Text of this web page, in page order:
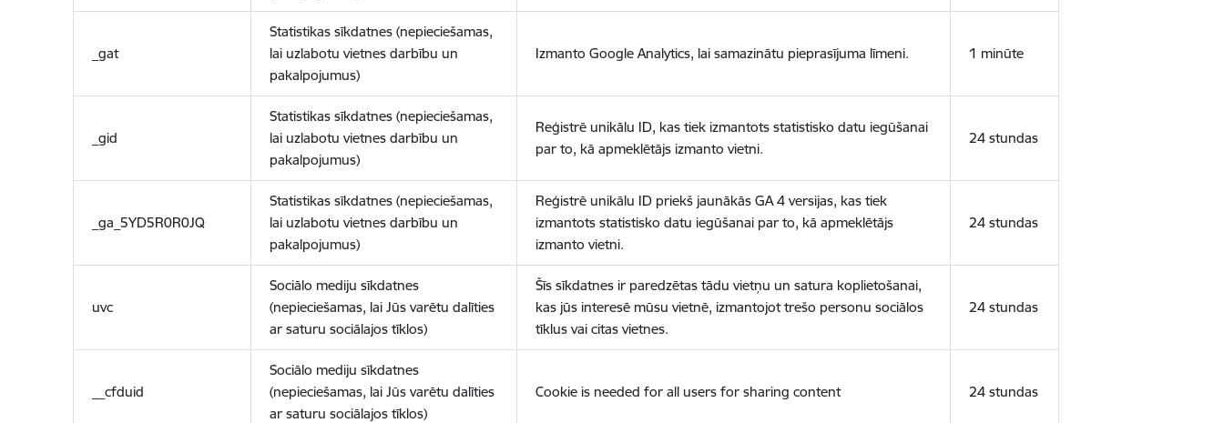
_gat
Statistikas sīkdatnes (nepieciešamas,
lai uzlabotu vietnes darbību un
pakalpojumus)
Izmanto Google Analytics, lai samazinātu pieprasījuma līmeni. 1 minūte
_gid
Statistikas sīkdatnes (nepieciešamas,
lai uzlabotu vietnes darbību un
pakalpojumus)
Reģistrē unikālu ID, kas tiek izmantots statistisko datu iegūšanai
par to, kā apmeklētājs izmanto vietni.
24 stundas
_ga_5YD5R0R0JQ
Statistikas sīkdatnes (nepieciešamas,
lai uzlabotu vietnes darbību un
pakalpojumus)
Reģistrē unikālu ID priekš jaunākās GA 4 versijas, kas tiek
izmantots statistisko datu iegūšanai par to, kā apmeklētājs
izmanto vietni.
24 stundas
uvc
Sociālo mediju sīkdatnes
(nepieciešamas, lai Jūs varētu dalīties
ar saturu sociālajos tīklos)
Šīs sīkdatnes ir paredzētas tādu vietņu un satura koplietošanai,
kas jūs interesē mūsu vietnē, izmantojot trešo personu sociālos
tīklus vai citas vietnes.
24 stundas
__cfduid
Sociālo mediju sīkdatnes
(nepieciešamas, lai Jūs varētu dalīties
ar saturu sociālajos tīklos)
Cookie is needed for all users for sharing content 24 stundas